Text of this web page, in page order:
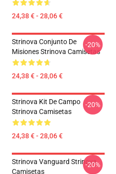
24,38 € - 28,06 €
Strinova Conjunto De
Misiones Strinova Camisetas
24,38 € - 28,06 €
-20%
Strinova Kit De Campo
Strinova Camisetas
24,38 € - 28,06 €
-20%
Strinova Vanguard Strinova
Camisetas
-20%